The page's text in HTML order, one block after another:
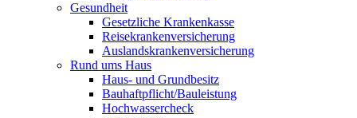
Gesundheit
Gesetzliche Krankenkasse
Reisekrankenversicherung
Auslandskrankenversicherung
Rund ums Haus
Haus- und Grundbesitz
Bauhaftpflicht/Bauleistung
Hochwassercheck